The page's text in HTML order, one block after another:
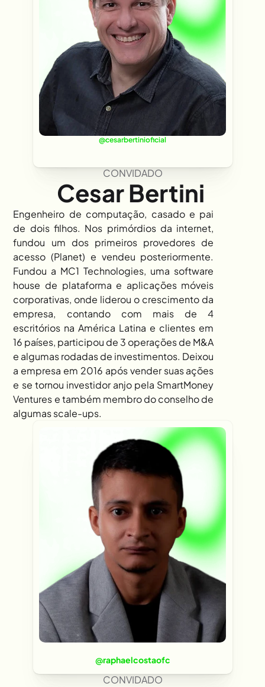
CONVIDADO
Cesar Bertini
Engenheiro de computação, casado e pai
de dois filhos. Nos primórdios da internet,
fundou um dos primeiros provedores de
acesso (Planet) e vendeu posteriormente.
Fundou a MC1 Technologies, uma software
house de plataforma e aplicações móveis
corporativas, onde liderou o crescimento da
empresa, contando com mais de 4
escritórios na América Latina e clientes em
16 países, participou de 3 operações de M&A
e algumas rodadas de investimentos. Deixou
a empresa em 2016 após vender suas ações
e se tornou investidor anjo pela SmartMoney
Ventures e também membro do conselho de
algumas scale-ups.
@cesarbertinioficial
@raphaelcostaofc
CONVIDADO